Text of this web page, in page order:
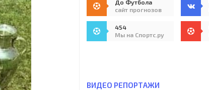
До Футбола
сайт прогнозов
454
Мы на Спортс.ру
ВИДЕО РЕПОРТАЖИ